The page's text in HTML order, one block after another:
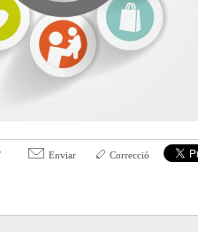
Enviar Correcció